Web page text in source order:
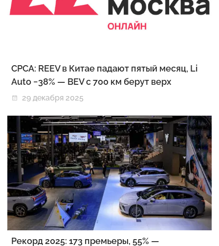
CPCA: REEV в Китае падают пятый месяц, Li
Auto −38% — BEV с 700 км берут верх
29 декабря 2025
Рекорд 2025: 173 премьеры, 55% —